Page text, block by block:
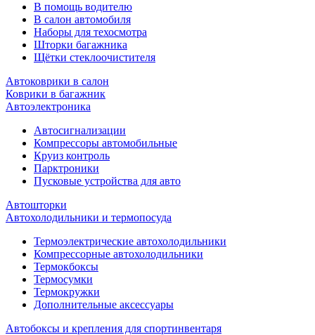
В помощь водителю
В салон автомобиля
Наборы для техосмотра
Шторки багажника
Щётки стеклоочистителя
Автоковрики в салон
Коврики в багажник
Автоэлектроника
Автосигнализации
Компрессоры автомобильные
Круиз контроль
Парктроники
Пусковые устройства для авто
Автошторки
Автохолодильники и термопосуда
Термоэлектрические автохолодильники
Компрессорные автохолодильники
Термокбоксы
Термосумки
Термокружки
Дополнительные аксессуары
Автобоксы и крепления для спортинвентаря